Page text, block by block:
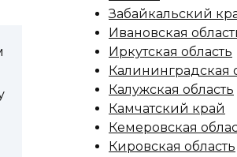
Забайкальский
Ивановская
Иркутская область
Калининградская
Калужская область
Камчатский край
Кемеровская
Кировская область